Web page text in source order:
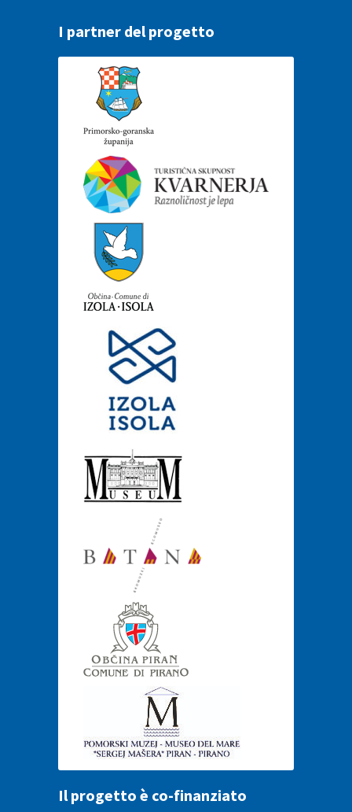
I partner del progetto
Il progetto è co-finanziato